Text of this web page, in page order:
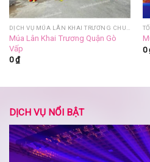
Múa Lân Khai Trương Quận Gò
Vấp
0₫
0
DỊCH VỤ NỔI BẬT